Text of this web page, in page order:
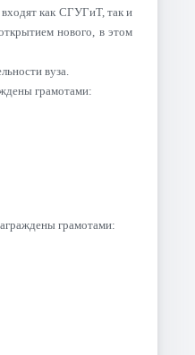
как СГУГиТ, так и
нового, в этом
вуза.
грамотами:
грамотами: